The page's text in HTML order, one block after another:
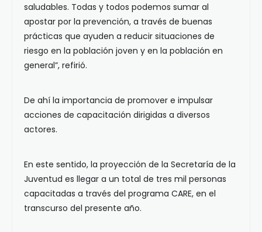
saludables. Todas y todos podemos sumar al
apostar por la prevención, a través de buenas
prácticas que ayuden a reducir situaciones de
riesgo en la población joven y en la población en
general”, refirió.
De ahí la importancia de promover e impulsar
acciones de capacitación dirigidas a diversos
actores.
En este sentido, la proyección de la Secretaría de la
Juventud es llegar a un total de tres mil personas
capacitadas a través del programa CARE, en el
transcurso del presente año.